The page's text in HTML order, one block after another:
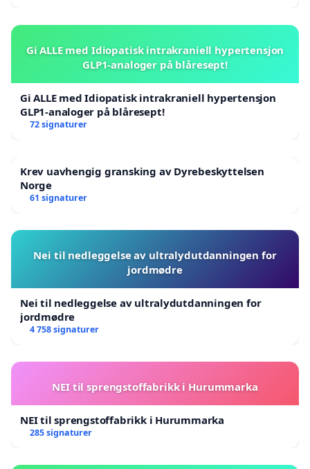
Gi ALLE med Idiopatisk intrakraniell hypertensjon
GLP1-analoger på blåresept!
Gi ALLE med Idiopatisk intrakraniell hypertensjon
GLP1-analoger på blåresept!
72 signaturer
Krev uavhengig gransking av Dyrebeskyttelsen
Norge
61 signaturer
Nei til nedleggelse av ultralydutdanningen for
jordmødre
Nei til nedleggelse av ultralydutdanningen for
jordmødre
4 758 signaturer
NEI til sprengstoffabrikk i Hurummarka
NEI til sprengstoffabrikk i Hurummarka
285 signaturer